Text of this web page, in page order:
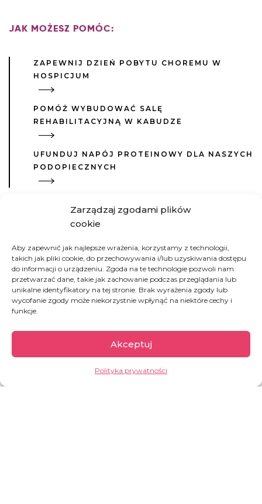
Zarządzaj zgodami plików
cookie
Aby zapewnić jak najlepsze wrażenia, korzystamy z technologii,
takich jak pliki cookie, do przechowywania i/lub uzyskiwania dostępu
do informacji o urządzeniu. Zgoda na te technologie pozwoli nam
przetwarzać dane, takie jak zachowanie podczas przeglądania lub
unikalne identyfikatory na tej stronie. Brak wyrażenia zgody lub
wycofanie zgody może niekorzystnie wpłynąć na niektóre cechy i
funkcje.
Akceptuj
Polityka prywatności
Rwanda
Rwanda to jeden z najmniejszych krajów na
kontynencie afrykańskim, a przy tym najgęściej
terenu Rwanda nazywana jest krajem tysiąca
krajem tysiąca problemów.
JAK MOŻESZ POMÓC:
ZAPEWNIJ DZIEŃ POBYTU CHOREMU W
HOSPICJUM
POMÓŻ WYBUDOWAĆ SALĘ
REHABILITACYJNĄ W KABUDZE
UFUNDUJ NAPÓJ PROTEINOWY DLA NASZYCH
PODOPIECZNYCH